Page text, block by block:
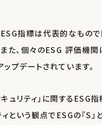
指標は代表的なもの
た、個々のESG 評価機関
プデートされています。
ュリティ」に関するESG
という観点でESGの『S』